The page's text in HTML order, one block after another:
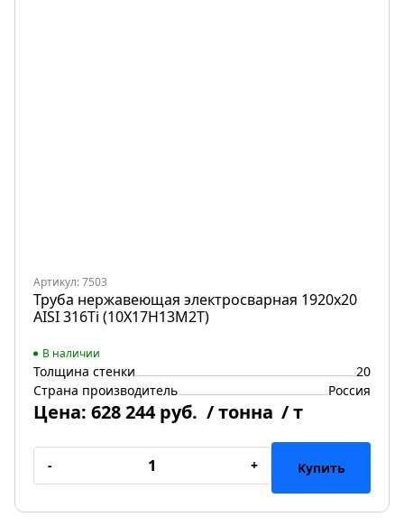
Артикул: 7503
Труба нержавеющая электросварная 1920х20
AISI 316Ti (10Х17Н13М2Т)
В наличии
Толщина стенки
20
Страна производитель
Россия
Цена: 628 244 руб. / тонна / т
- + Купить